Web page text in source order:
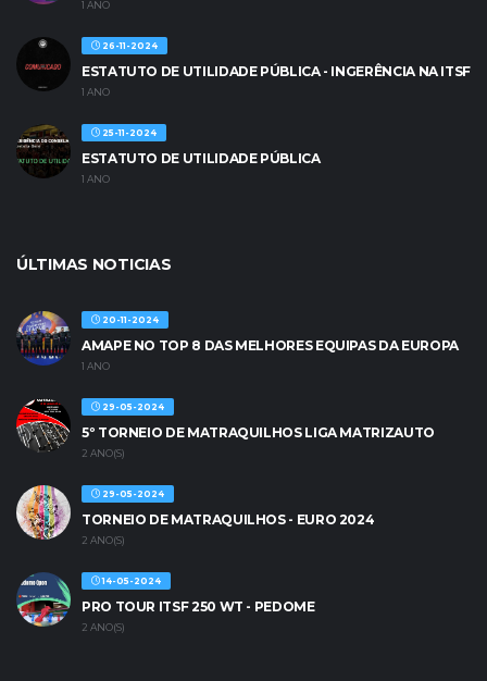
1 ANO
26-11-2024
ESTATUTO DE UTILIDADE PÚBLICA - INGERÊNCIA NA ITSF
1 ANO
25-11-2024
ESTATUTO DE UTILIDADE PÚBLICA
1 ANO
ÚLTIMAS NOTICIAS
20-11-2024
AMAPE NO TOP 8 DAS MELHORES EQUIPAS DA EUROPA
1 ANO
29-05-2024
5º TORNEIO DE MATRAQUILHOS LIGA MATRIZAUTO
2 ANO(S)
29-05-2024
TORNEIO DE MATRAQUILHOS - EURO 2024
2 ANO(S)
14-05-2024
PRO TOUR ITSF 250 WT - PEDOME
2 ANO(S)